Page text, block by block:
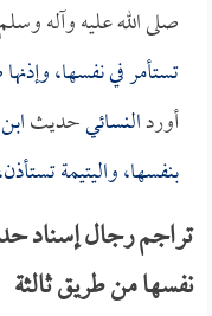
صلى الله عليه وآله
تستأمر في نفسها،
أوردالنسائيحديث
بنفسها، واليتيمة
تراجم رجال إسناد
نفسها من طريق ثالثة